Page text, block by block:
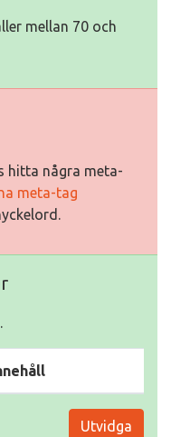
mellan 70 och
hitta några meta-
meta-tag
Utvidga